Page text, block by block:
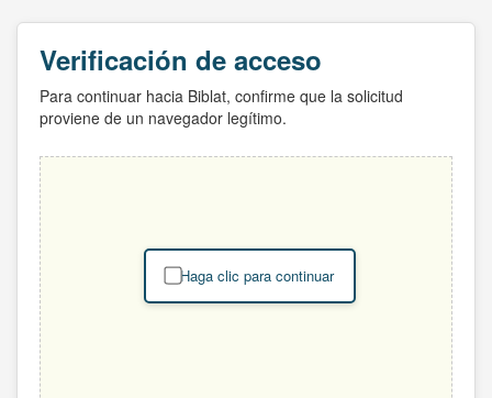
Verificación de acceso
Para continuar hacia Biblat, confirme que la solicitud
proviene de un navegador legítimo.
Haga clic para continuar